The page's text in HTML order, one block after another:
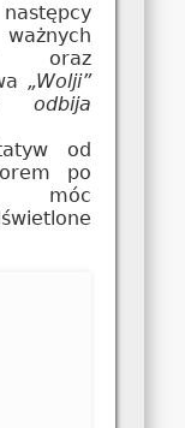
oraz
„Wolji”
odbija
od
po
móc